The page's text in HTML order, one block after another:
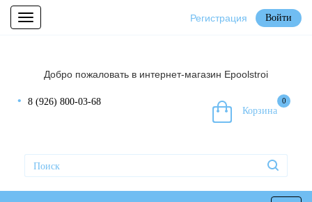
Toggle
navigation
Регистрация Войти
Добро пожаловать в интернет-магазин Epoolstroi
Корзина
0
8 (926) 800-03-68